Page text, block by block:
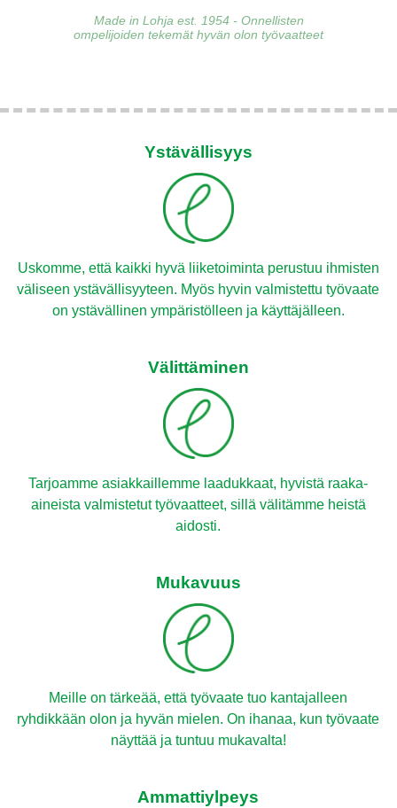
Made in Lohja est. 1954 - Onnellisten
ompelijoiden tekemät hyvän olon työvaatteet
Ystävällisyys
Uskomme, että kaikki hyvä liiketoiminta perustuu ihmisten
väliseen ystävällisyyteen. Myös hyvin valmistettu työvaate
on ystävällinen ympäristölleen ja käyttäjälleen.
Välittäminen
Tarjoamme asiakkaillemme laadukkaat, hyvistä raaka-
aineista valmistetut työvaatteet, sillä välitämme heistä
aidosti.
Mukavuus
Meille on tärkeää, että työvaate tuo kantajalleen
ryhdikkään olon ja hyvän mielen. On ihanaa, kun työvaate
näyttää ja tuntuu mukavalta!
Ammattiylpeys